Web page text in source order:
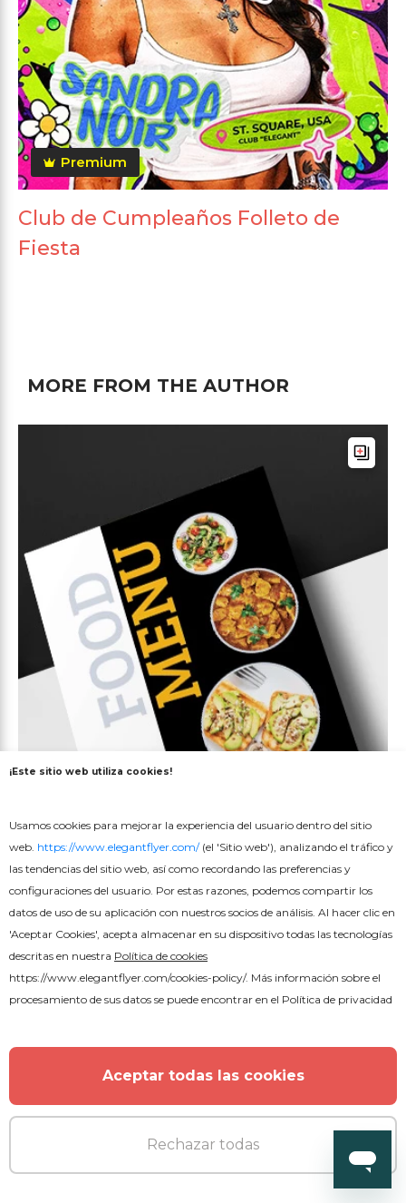
Premium
Club de Cumpleaños Folleto de
Fiesta
MORE FROM THE AUTHOR
Gratis
Menú de restaurante elegante -
¡Este sitio web utiliza cookies!
Usamos cookies para mejorar la experiencia del usuario dentro del sitio
web. https://www.elegantflyer.com/(el 'Sitio web'), analizando el tráfico y
las tendencias del sitio web, así como recordando las preferencias y
configuraciones del usuario. Por estas razones, podemos compartir los
datos de uso de su aplicación con nuestros socios de análisis. Al hacer clic en
'Aceptar Cookies', acepta almacenar en su dispositivo todas las tecnologías
descritas en nuestra Política de cookies
https://www.elegantflyer.com/cookies-policy/. Más información sobre el
procesamiento de sus datos se puede encontrar en el Política de privacidad
Aceptar todas las cookies
Rechazar todas